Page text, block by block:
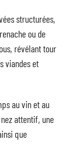
structurées,
ou de
révélant tour
viandes et
au vin et au
attentif, une
que